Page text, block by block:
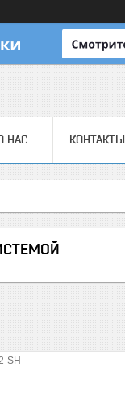
НАС КОНТАКТЫ
SH